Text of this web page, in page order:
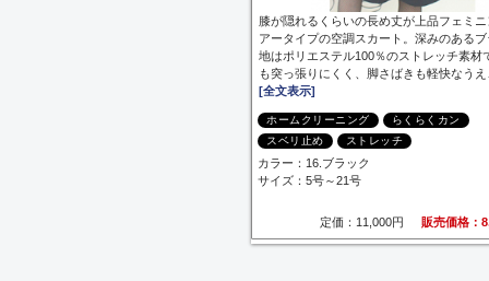
膝が隠れるくらいの長め丈が上品フェミ
アータイプの空調スカート。深みのある
地はポリエステル100％のストレッチ素材
も突っ張りにくく、脚さばきも軽快なう
[全文表示]
ホームクリーニング
らくらくカン
スベリ止め
ストレッチ
カラー：16.ブラック
サイズ：5号～21号
定価：11,000円 販売価格：